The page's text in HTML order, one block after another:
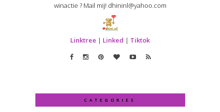
winactie ? Mail mij! dhininl@yahoo.com
Linktree | Linked | Tiktok
CATEGORIES